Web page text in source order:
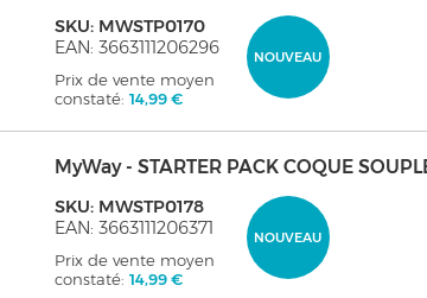
NOUVEAU
SKU: MWSTP0170
EAN: 3663111206296
Prix de vente moyen
constaté:14,99 €
MyWay - STARTER PACK COQUE
NOUVEAU
SKU: MWSTP0178
EAN: 3663111206371
Prix de vente moyen
constaté:14,99 €